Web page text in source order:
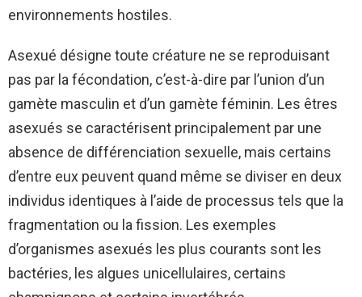
environnements hostiles.
Asexué désigne toute créature ne se reproduisant
pas par la fécondation, c’est-à-dire par l’union d’un
gamète masculin et d’un gamète féminin. Les êtres
asexués se caractérisent principalement par une
absence de différenciation sexuelle, mais certains
d’entre eux peuvent quand même se diviser en deux
individus identiques à l’aide de processus tels que la
fragmentation ou la fission. Les exemples
d’organismes asexués les plus courants sont les
bactéries, les algues unicellulaires, certains